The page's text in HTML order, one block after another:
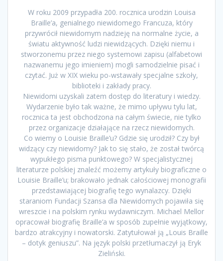
W roku 2009 przypadła 200. rocznica urodzin Louisa
Braille’a, genialnego niewidomego Francuza, który
przywrócił niewidomym nadzieję na normalne życie, a
światu aktywność ludzi niewidzących. Dzięki niemu i
stworzonemu przez niego systemowi zapisu (alfabetowi
nazwanemu jego imieniem) mogli samodzielnie pisać i
czytać. Już w XIX wieku po-wstawały specjalne szkoły,
biblioteki i zakłady pracy.
Niewidomi uzyskali zatem dostęp do literatury i wiedzy.
Wydarzenie było tak ważne, że mimo upływu tylu lat,
rocznica ta jest obchodzona na całym świecie, nie tylko
przez organizacje działające na rzecz niewidomych.
Co wiemy o Louisie Braille’u? Gdzie się urodził? Czy był
widzący czy niewidomy? Jak to się stało, że został twórcą
wypukłego pisma punktowego? W specjalistycznej
literaturze polskiej znaleźć możemy artykuły biograficzne o
Louisie Braille’u; brakowało jednak całościowej monografii
przedstawiającej biografię tego wynalazcy. Dzięki
staraniom Fundacji Szansa dla Niewidomych pojawiła się
wreszcie i na polskim rynku wydawniczym. Michael Mellor
opracował biografię Braille’a w sposób zupełnie wyjątkowy,
bardzo atrakcyjny i nowatorski. Zatytułował ją „Louis Braille
– dotyk geniuszu”. Na język polski przetłumaczył ją Eryk
Zieliński.